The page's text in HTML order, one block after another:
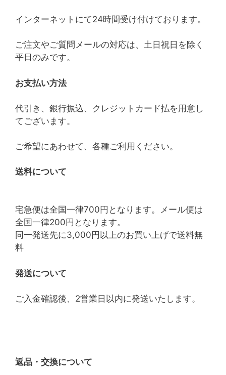
インターネットにて24時間受け付けております。
ご注文やご質問メールの対応は、土日祝日を除く
平日のみです。
お支払い方法
代引き、銀行振込、クレジットカード払を用意し
てございます。
ご希望にあわせて、各種ご利用ください。
送料について
宅急便は全国一律700円となります。メール便は
全国一律200円となります。
同一発送先に3,000円以上のお買い上げで送料無
料
発送について
ご入金確認後、2営業日以内に発送いたします。
返品・交換について